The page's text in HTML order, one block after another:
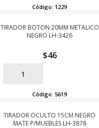
Código:1229
TIRADOR BOTON 20MM METALICO
NEGRO LH-3426
$46
AÑADIR
Código:5619
TIRADOR OCULTO 15CM NEGRO
MATE P/MUEBLES LH-3878